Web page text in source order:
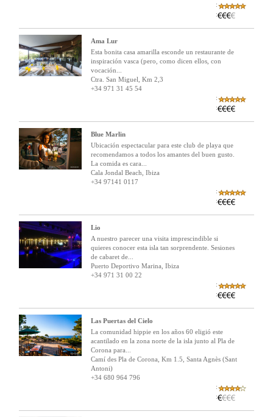
:
:
Ama Lur
Esta bonita casa amarilla esconde un restaurante de
inspiración vasca (pero, como dicen ellos, con
vocación...
Ctra. San Miguel, Km 2,3
+34 971 31 45 54
:
:
Blue Marlin
Ubicación espectacular para este club de playa que
recomendamos a todos los amantes del buen gusto.
La comida es cara...
Cala Jondal Beach, Ibiza
+34 97141 0117
:
:
Lio
A nuestro parecer una visita imprescindible si
quieres conocer esta isla tan sorprendente. Sesiones
de cabaret de...
Puerto Deportivo Marina, Ibiza
+34 971 31 00 22
:
:
Las Puertas del Cielo
La comunidad hippie en los años 60 eligió este
acantilado en la zona norte de la isla junto al Pla de
Corona para...
Camí des Pla de Corona, Km 1.5, Santa Agnès (Sant
Antoni)
+34 680 964 796
:
: